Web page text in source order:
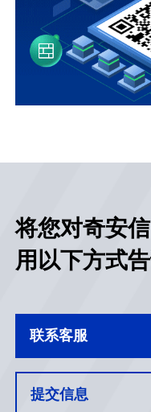
将您对奇安
用以下方式
联系客服
提交信息